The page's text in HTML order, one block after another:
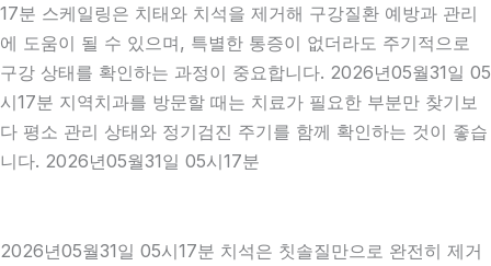
17분 스케일링은 치태와 치석을 제거해 구강질환 예방과 관리
에 도움이 될 수 있으며, 특별한 통증이 없더라도 주기적으로
구강 상태를 확인하는 과정이 중요합니다. 2026년05월31일 05
시17분 지역치과를 방문할 때는 치료가 필요한 부분만 찾기보
다 평소 관리 상태와 정기검진 주기를 함께 확인하는 것이 좋습
니다. 2026년05월31일 05시17분
2026년05월31일 05시17분 치석은 칫솔질만으로 완전히 제거